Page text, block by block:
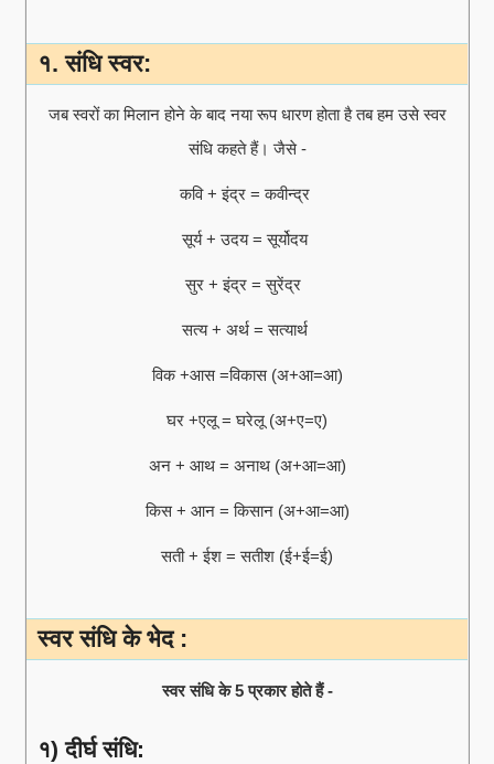
१. संधि स्वर:
जब स्वरों का मिलान होने के बाद नया रूप धारण होता है तब हम उसे स्वर
संधि कहते हैं। जैसे -
कवि + इंद्र = कवीन्द्र
सूर्य + उदय = सूर्योदय
सुर + इंद्र = सुरेंद्र
सत्य + अर्थ = सत्यार्थ
विक +आस =विकास (अ+आ=आ)
घर +एलू = घरेलू (अ+ए=ए)
अन + आथ = अनाथ (अ+आ=आ)
किस + आन = किसान (अ+आ=आ)
सती + ईश = सतीश (ई+ई=ई)
स्वर संधि के भेद :
स्वर संधि के 5 प्रकार होते हैं -
१) दीर्घ संधि: